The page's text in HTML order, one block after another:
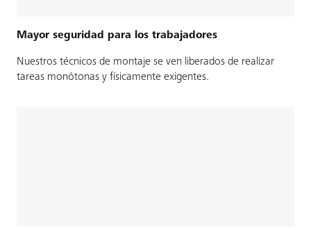
Mayor seguridad para los trabajadores
Nuestros técnicos de montaje se ven liberados de realizar
tareas monótonas y físicamente exigentes.